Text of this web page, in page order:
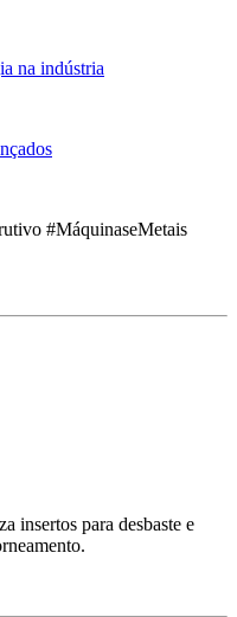
na indústria
#MáquinaseMetais
insertos para desbaste e